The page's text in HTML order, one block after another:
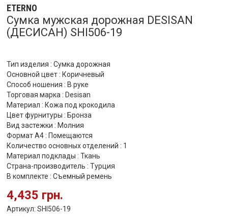
ETERNO
Сумка мужская дорожная DESISAN
(ДЕСИСАН) SHI506-19
Тип изделия : Сумка дорожная
Основной цвет : Коричневый
Способ ношения : В руке
Торговая марка : Desisan
Материал : Кожа под крокодила
Цвет фурнитуры : Бронза
Вид застежки : Молния
Формат А4 : Помещаются
Количество основных отделений : 1
Материал подклады : Ткань
Страна-производитель : Турция
В комплекте : Съемный ремень
4,435 грн.
Артикул: SHI506-19